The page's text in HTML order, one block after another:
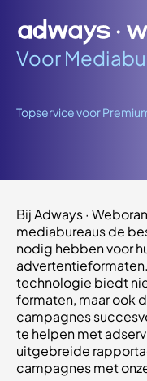
Voor
Topservice voor
Bij Adways ·
mediabureaus de
nodig hebben voor
technologie biedt
formaten, maar ook
campagnes
te helpen met
uitgebreide
campagnes met